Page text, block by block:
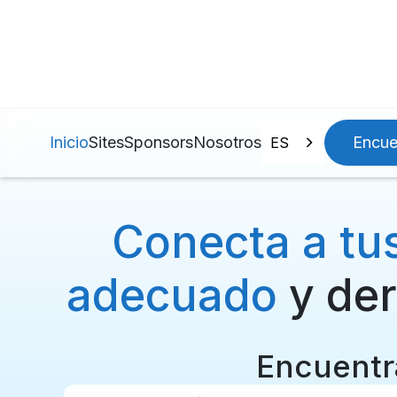
InicioSitesSponsorsNosotros ES
Conecta a
adecuado y